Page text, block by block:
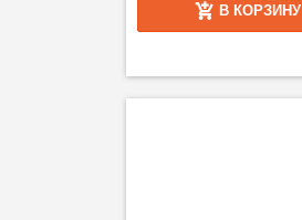
В КОРЗИНУ